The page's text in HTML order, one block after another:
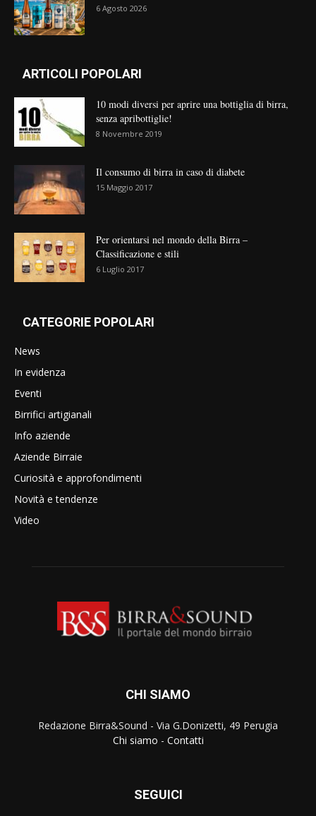
6 Agosto 2026
ARTICOLI POPOLARI
10 modi diversi per aprire una bottiglia di birra,
senza apribottiglie!
8 Novembre 2019
Il consumo di birra in caso di diabete
15 Maggio 2017
Per orientarsi nel mondo della Birra –
Classificazione e stili
6 Luglio 2017
CATEGORIE POPOLARI
News
In evidenza
Eventi
Birrifici artigianali
Info aziende
Aziende Birraie
Curiosità e approfondimenti
Novità e tendenze
Video
CHI SIAMO
Redazione Birra&Sound - Via G.Donizetti, 49 Perugia
Chi siamo - Contatti
SEGUICI